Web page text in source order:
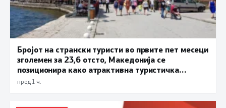
Бројот на странски туристи во првите пет месеци
зголемен за 23,6 отсто, Македонија се
позиционира како атрактивна туристичка
дестинација
пред 1 ч.